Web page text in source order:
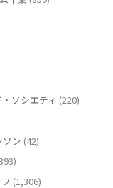
ソシエティ (220)
ン (42)
(1,306)